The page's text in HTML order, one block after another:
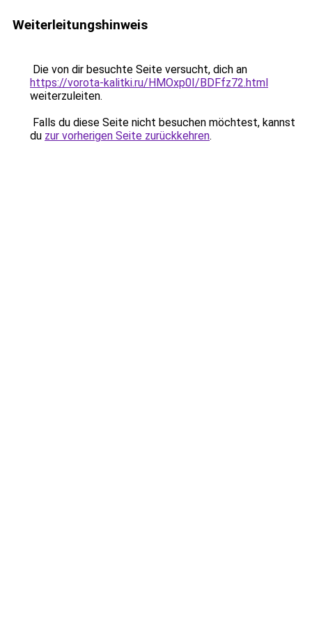
Weiterleitungshinweis
Die von dir besuchte Seite versucht, dich an
https://vorota-kalitki.ru/HMOxp0I/BDFfz72.html
weiterzuleiten.
Falls du diese Seite nicht besuchen möchtest, kannst
du zur vorherigen Seite zurückkehren.